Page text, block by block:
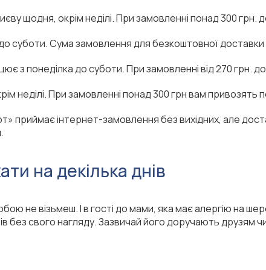
щодня, окрім неділі. При замовленні понад 300 грн.
суботи. Сума замовлення для безкоштовної
з понеділка до суботи. При замовленні від 270 грн.
неділі. При замовленні понад 300 грн вам привозять
приймає інтернет-замовлення без вихідних, але
на декілька днів
не візьмеш. І в гості до мами, яка має алергію на
без свого нагляду. Зазвичай його доручають друзям